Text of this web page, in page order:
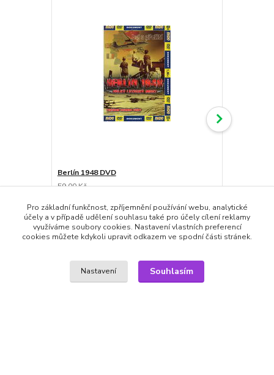
Berlín 1948 DVD
59,00 Kč
40,50 Kčbez DPH skladem
Přidat do košíku
78,00 Kč
40,50 Kč
Pro základní funkčnost, zpříjemnění používání webu, analytické
účely a v případě udělení souhlasu také pro účely cílení reklamy
využíváme soubory cookies. Nastavení vlastních preferencí
cookies můžete kdykoli upravit odkazem ve spodní části stránek.
Nastavení Souhlasím